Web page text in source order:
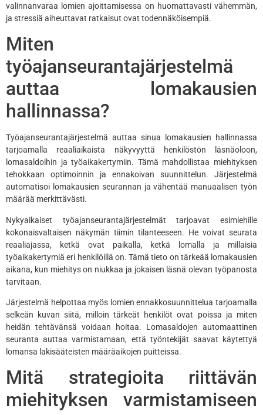
valinnanvaraa lomien ajoittamisessa on huomattavasti vähemmän,
ja stressiä aiheuttavat ratkaisut ovat todennäköisempiä.
Miten
työajanseurantajärjestelmä
auttaa lomakausien
hallinnassa?
Työajanseurantajärjestelmä auttaa sinua lomakausien hallinnassa
tarjoamalla reaaliaikaista näkyvyyttä henkilöstön läsnäoloon,
lomasaldoihin ja työaikakertymiin. Tämä mahdollistaa miehityksen
tehokkaan optimoinnin ja ennakoivan suunnittelun. Järjestelmä
automatisoi lomakausien seurannan ja vähentää manuaalisen työn
määrää merkittävästi.
Nykyaikaiset työajanseurantajärjestelmät tarjoavat esimiehille
kokonaisvaltaisen näkymän tiimin tilanteeseen. He voivat seurata
reaaliajassa, ketkä ovat paikalla, ketkä lomalla ja millaisia
työaikakertymiä eri henkilöillä on. Tämä tieto on tärkeää lomakausien
aikana, kun miehitys on niukkaa ja jokaisen läsnä olevan työpanosta
tarvitaan.
Järjestelmä helpottaa myös lomien ennakkosuunnittelua tarjoamalla
selkeän kuvan siitä, milloin tärkeät henkilöt ovat poissa ja miten
heidän tehtävänsä voidaan hoitaa. Lomasaldojen automaattinen
seuranta auttaa varmistamaan, että työntekijät saavat käytettyä
lomansa lakisääteisten määräaikojen puitteissa.
Mitä strategioita riittävän
miehityksen varmistamiseen